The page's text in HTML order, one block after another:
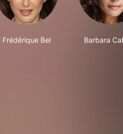
Frédérique Bel Barbara